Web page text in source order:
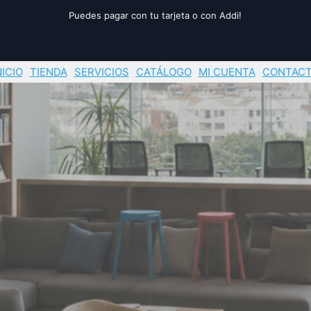
Puedes pagar con tu tarjeta o con Addi!
TIENDA SERVICIOS CATÁLOGO MI CUENTA